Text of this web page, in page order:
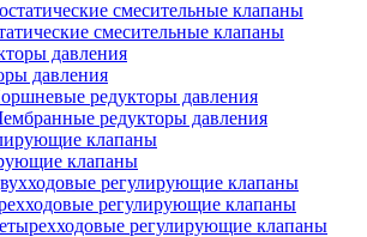
смесительные клапаны
давления
редукторы давления
редукторы давления
клапаны
регулирующие клапаны
регулирующие клапаны
регулирующие клапаны